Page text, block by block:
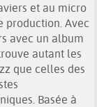
et au micro
production. Avec
avec un album
autant les
que celles des
Basée à